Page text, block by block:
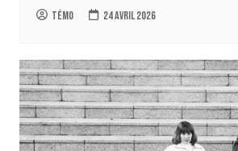
Témo 24 avril 2026